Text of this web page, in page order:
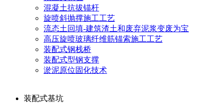
混凝土抗拔锚杆
旋喷斜抛撑施工工艺
流态土回填-建筑渣土和废弃泥浆变废为宝
高压旋喷玻璃纤维筋锚索施工工艺
装配式钢栈桥
装配式型钢支撑
淤泥原位固化技术
装配式基坑